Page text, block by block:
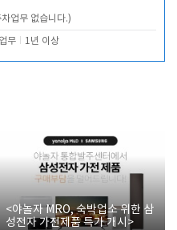
업무 없습니다.)
무 1년 이상
<야놀자 MRO, 숙박업소 위한 삼
성전자 가전제품 특가 개시>